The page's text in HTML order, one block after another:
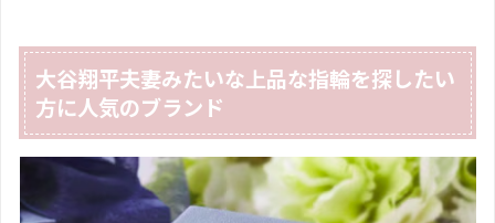
大谷翔平夫妻みたいな上品な指輪を探したい
方に人気のブランド